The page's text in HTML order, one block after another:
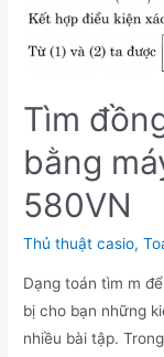
hàm
số
Tìm
bằng
580VN
Thủ thuật casio,
Dạng toán tìm m
bị cho bạn những
nhiều bài tập.